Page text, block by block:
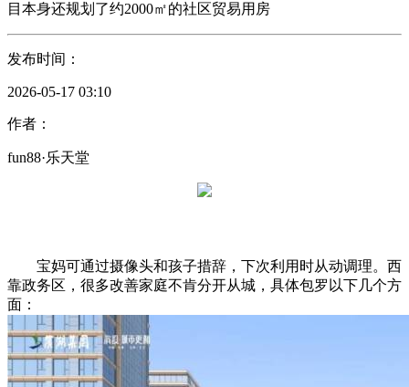
目本身还规划了约2000㎡的社区贸易用房
发布时间：
2026-05-17 03:10
作者：
fun88·乐天堂
宝妈可通过摄像头和孩子措辞，下次利用时从动调理。西
靠政务区，很多改善家庭不肯分开从城，具体包罗以下几个方
面：